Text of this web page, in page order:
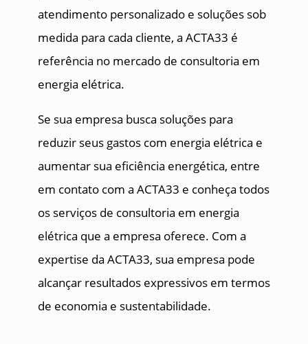
atendimento personalizado e soluções sob
medida para cada cliente, a ACTA33 é
referência no mercado de consultoria em
energia elétrica.
Se sua empresa busca soluções para
reduzir seus gastos com energia elétrica e
aumentar sua eficiência energética, entre
em contato com a ACTA33 e conheça todos
os serviços de consultoria em energia
elétrica que a empresa oferece. Com a
expertise da ACTA33, sua empresa pode
alcançar resultados expressivos em termos
de economia e sustentabilidade.